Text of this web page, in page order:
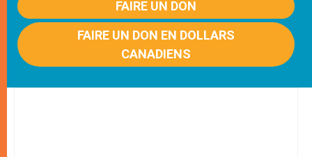
FAIRE UN DON
FAIRE UN DON EN DOLLARS
CANADIENS